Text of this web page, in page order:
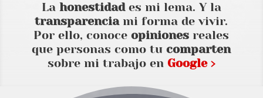
La honestidades mi lema. Y la
transparenciami forma de vivir.
Por ello, conoceopiniones reales
que personas como tucomparten
sobre mi trabajo en Google ›